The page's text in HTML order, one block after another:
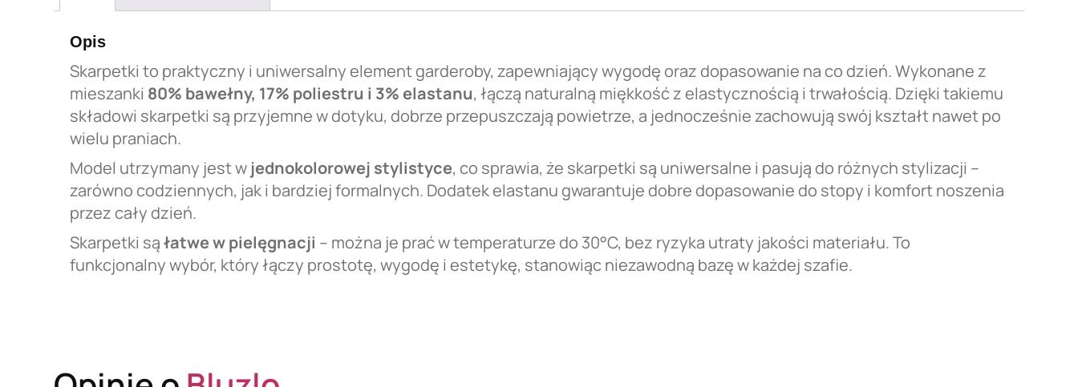
Opis
Skarpetki to praktyczny i uniwersalny element garderoby, zapewniający wygodę oraz dopasowanie na co dzień. Wykonane z
mieszanki 80% bawełny, 17% poliestru i 3% elastanu, łączą naturalną miękkość z elastycznością i trwałością. Dzięki takiemu
składowi skarpetki są przyjemne w dotyku, dobrze przepuszczają powietrze, a jednocześnie zachowują swój kształt nawet po
wielu praniach.
Model utrzymany jest w jednokolorowej stylistyce, co sprawia, że skarpetki są uniwersalne i pasują do różnych stylizacji –
zarówno codziennych, jak i bardziej formalnych. Dodatek elastanu gwarantuje dobre dopasowanie do stopy i komfort noszenia
przez cały dzień.
Skarpetki sąłatwe w pielęgnacji – można je prać w temperaturze do 30°C, bez ryzyka utraty jakości materiału. To
funkcjonalny wybór, który łączy prostotę, wygodę i estetykę, stanowiąc niezawodną bazę w każdej szafie.